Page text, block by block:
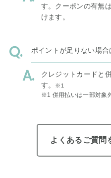
す。クーポンの有無は
けます。
ポイントが足りない場
クレジットカードと
す。
※1
※1 併用払いは一部対象
よくあるご質問